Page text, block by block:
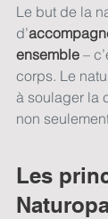
Le but de la
d’
ensemble –
corps. Le
à soulager la
non
Les